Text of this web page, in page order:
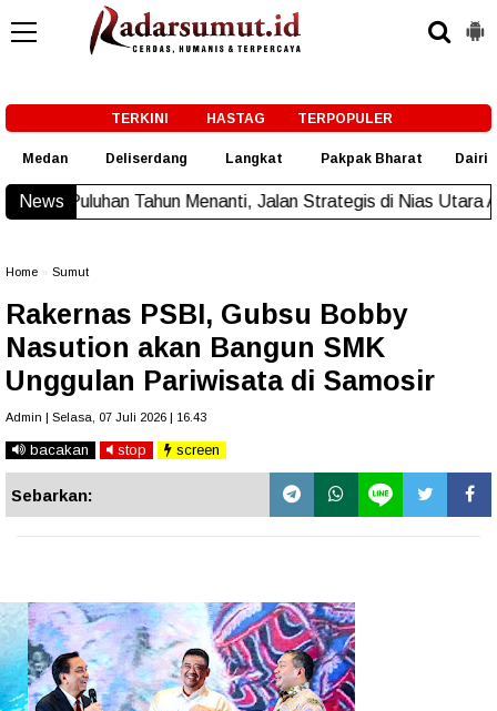
TERKINI HASTAG TERPOPULER
Medan Deliserdang Langkat Pakpak Bharat Dairi
News
Menanti, Jalan Strategis di Nias Utara Akhirnya Diaspal
Home Sumut
Rakernas PSBI, Gubsu Bobby
Nasution akan Bangun SMK
Unggulan Pariwisata di Samosir
Admin | Selasa, 07 Juli 2026 | 16.43
bacakan stop screen
Sebarkan: